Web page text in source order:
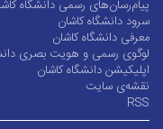
پیام‌رسان‌های رسمی دانشگاه
سرود دانشگاه کاشان
معرفی دانشگاه کاشان
لوگوی رسمی و هویت بصری
اپلیکیشن دانشگاه کاشان
نقشه‌ی سایت
RSS